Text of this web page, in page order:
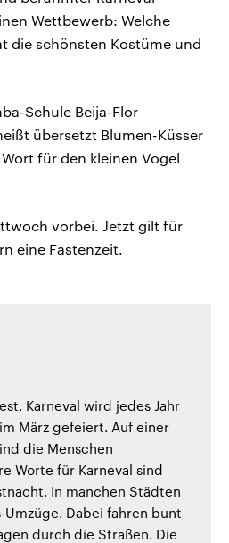
Wettbewerb: Welche
die schönsten Kostüme und
Schule Beija-Flor
übersetzt Blumen-Küsser
für den kleinen Vogel
vorbei. Jetzt gilt für
eine Fastenzeit.
Karneval wird jedes Jahr
März gefeiert. Auf einer
die Menschen
Worte für Karneval sind
In manchen Städten
Umzüge. Dabei fahren bunt
durch die Straßen. Die